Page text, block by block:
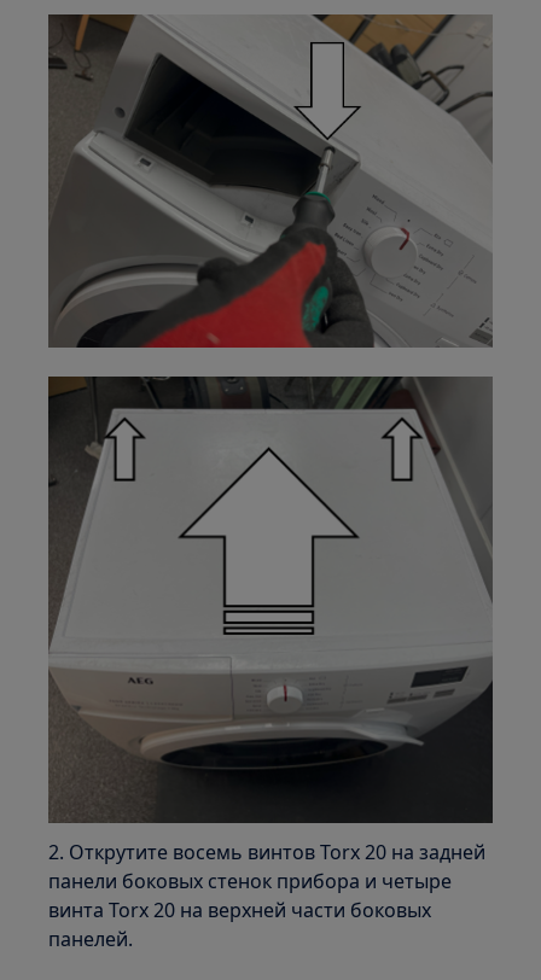
2. Открутите восемь винтов Torx 20 на задней
панели боковых стенок прибора и четыре
винта Torx 20 на верхней части боковых
панелей.